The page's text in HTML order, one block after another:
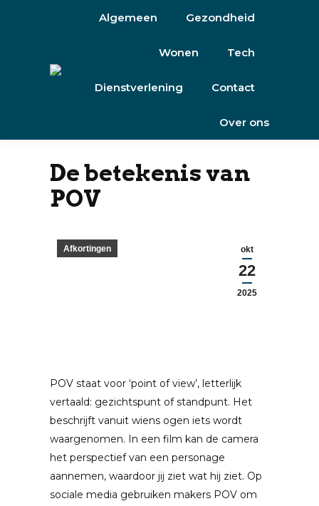
Algemeen Gezondheid
Wonen Tech
Dienstverlening Contact
Over ons
De betekenis van
POV
okt
22
2025
Afkortingen
POV staat voor ‘point of view’, letterlijk
vertaald: gezichtspunt of standpunt. Het
beschrijft vanuit wiens ogen iets wordt
waargenomen. In een film kan de camera
het perspectief van een personage
aannemen, waardoor jij ziet wat hij ziet. Op
sociale media gebruiken makers POV om